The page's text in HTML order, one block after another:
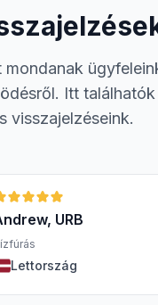
mondanak
Itt
visszajelzéseink.
URB
Lettország